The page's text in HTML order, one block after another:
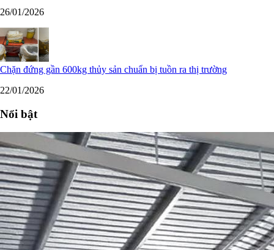
26/01/2026
Chặn đứng gần 600kg thủy sản chuẩn bị tuồn ra thị trường
22/01/2026
Nổi bật